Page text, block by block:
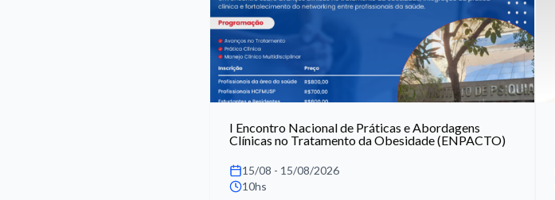
I Encontro Nacional de Práticas e Abordagens
Clínicas no Tratamento da Obesidade (ENPACTO)
15/08 - 15/08/2026
10hs